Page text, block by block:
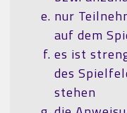
nur
auf dem
es ist
des
stehen